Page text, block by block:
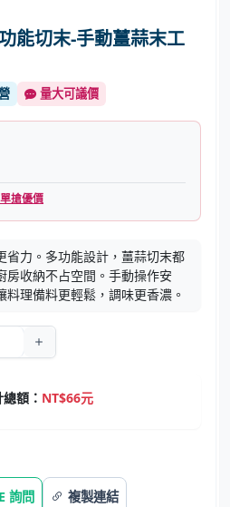
能切末-手動薑蒜末工
量大可議價
搶優價
省力。多功能設計，薑蒜切末都
房收納不占空間。手動操作安
理備料更輕鬆，調味更香濃。
額： NT$66元
詢問 複製連結